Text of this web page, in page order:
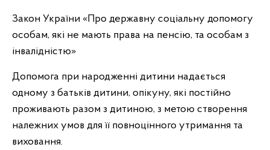
Закон України «Про державну соціальну допомогу
особам, які не мають права на пенсію, та особам з
інвалідністю»
Допомога при народженні дитини надається
одному з батьків дитини, опікуну, які постійно
проживають разом з дитиною, з метою створення
належних умов для її повноцінного утримання та
виховання.